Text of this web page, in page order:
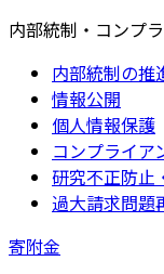
内部統制・コンプ
内部統制の推
情報公開
個人情報保護
コンプライア
研究不正防止
過大請求問題
寄附金